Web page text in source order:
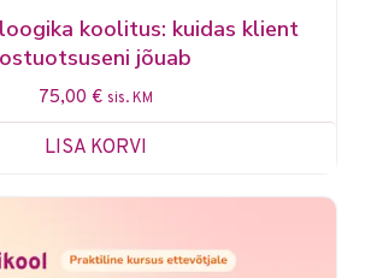
koolitus: kuidas klient
ostuotsuseni jõuab
75,00 € sis. KM
LISA KORVI